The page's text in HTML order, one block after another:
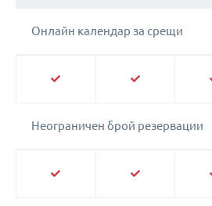
Онлайн календар за срещи
Неограничен брой резервации